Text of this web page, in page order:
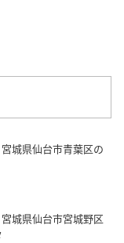
城県仙台市青葉区の
城県仙台市宮城野区